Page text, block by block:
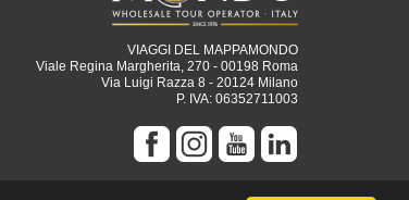
VIAGGI DEL MAPPAMONDO
Viale Regina Margherita, 270 - 00198 Roma
Via Luigi Razza 8 - 20124 Milano
P. IVA: 06352711003